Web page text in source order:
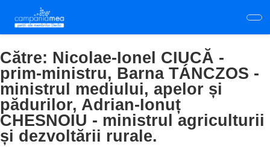
main
content
Către: Nicolae-Ionel CIUCĂ -
prim-ministru, Barna TÁNCZOS -
ministrul mediului, apelor și
pădurilor, Adrian-Ionuț
CHESNOIU - ministrul agriculturii
și dezvoltării rurale.